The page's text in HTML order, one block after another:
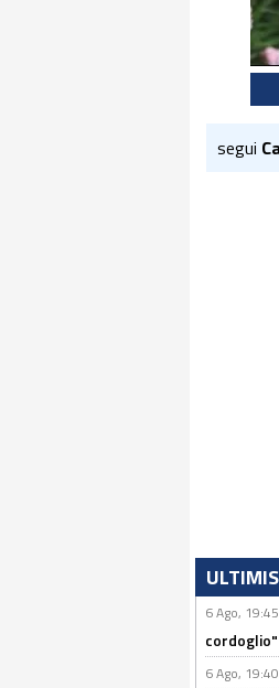
segui
6 Ago,
cordoglio"
6 Ago,